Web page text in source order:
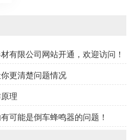
有限公司网站开通，欢迎访问！
更清楚问题情况
理
可能是倒车蜂鸣器的问题！